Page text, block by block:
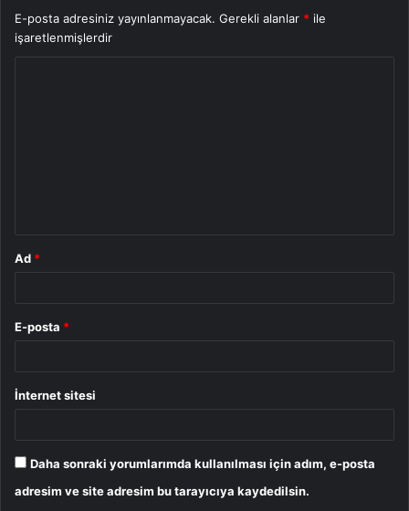
E-posta adresiniz yayınlanmayacak. Gerekli alanlar * ile
işaretlenmişlerdir
Ad *
E-posta *
İnternet sitesi
Daha sonraki yorumlarımda kullanılması için adım, e-posta
adresim ve site adresim bu tarayıcıya kaydedilsin.